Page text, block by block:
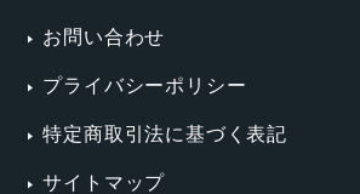
お問い合わせ
プライバシーポリシー
特定商取引法に基づく表記
サイトマップ